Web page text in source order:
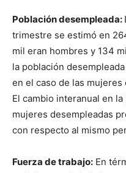
Población desempleada:
trimestre se estimó en
mil eran hombres y 134
la población
en el caso de las
El cambio interanual en
mujeres desempleadas
con respecto al mismo
Fuerza de trabajo: En